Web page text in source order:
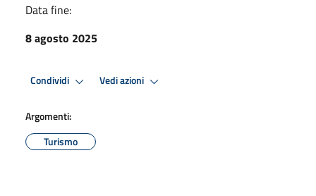
Data fine:
8 agosto 2025
Condividi Vedi azioni
Argomenti:
Turismo